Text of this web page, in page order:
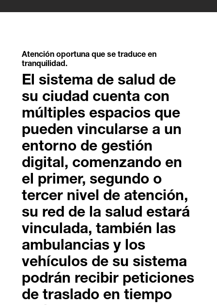
Atención oportuna que se traduce en
tranquilidad.
El sistema de salud de
su ciudad cuenta con
múltiples espacios que
pueden vincularse a un
entorno de gestión
digital, comenzando en
el primer, segundo o
tercer nivel de atención,
su red de la salud estará
vinculada, también las
ambulancias y los
vehículos de su sistema
podrán recibir peticiones
de traslado en tiempo